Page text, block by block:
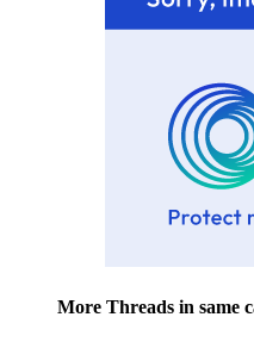
More Threads in same